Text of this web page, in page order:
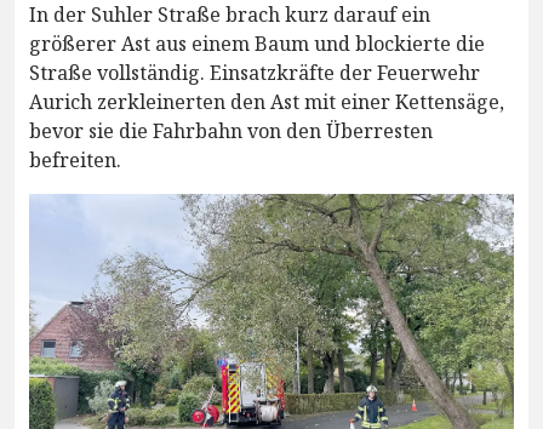
In der Suhler Straße brach kurz darauf ein
größerer Ast aus einem Baum und blockierte die
Straße vollständig. Einsatzkräfte der Feuerwehr
Aurich zerkleinerten den Ast mit einer Kettensäge,
bevor sie die Fahrbahn von den Überresten
befreiten.